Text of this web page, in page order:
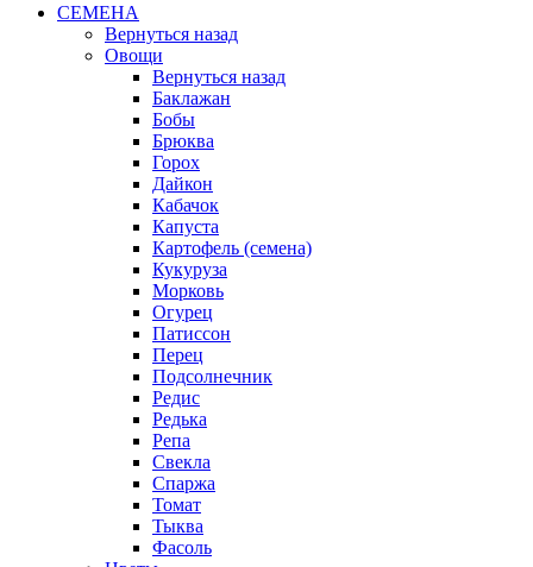
СЕМЕНА
Вернуться назад
Овощи
Вернуться назад
Баклажан
Бобы
Брюква
Горох
Дайкон
Кабачок
Капуста
Картофель (семена)
Кукуруза
Морковь
Огурец
Патиссон
Перец
Подсолнечник
Редис
Редька
Репа
Свекла
Спаржа
Томат
Тыква
Фасоль